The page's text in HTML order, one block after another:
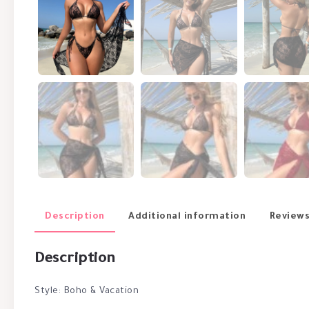
Description Additional information
Description
Style: Boho & Vacation